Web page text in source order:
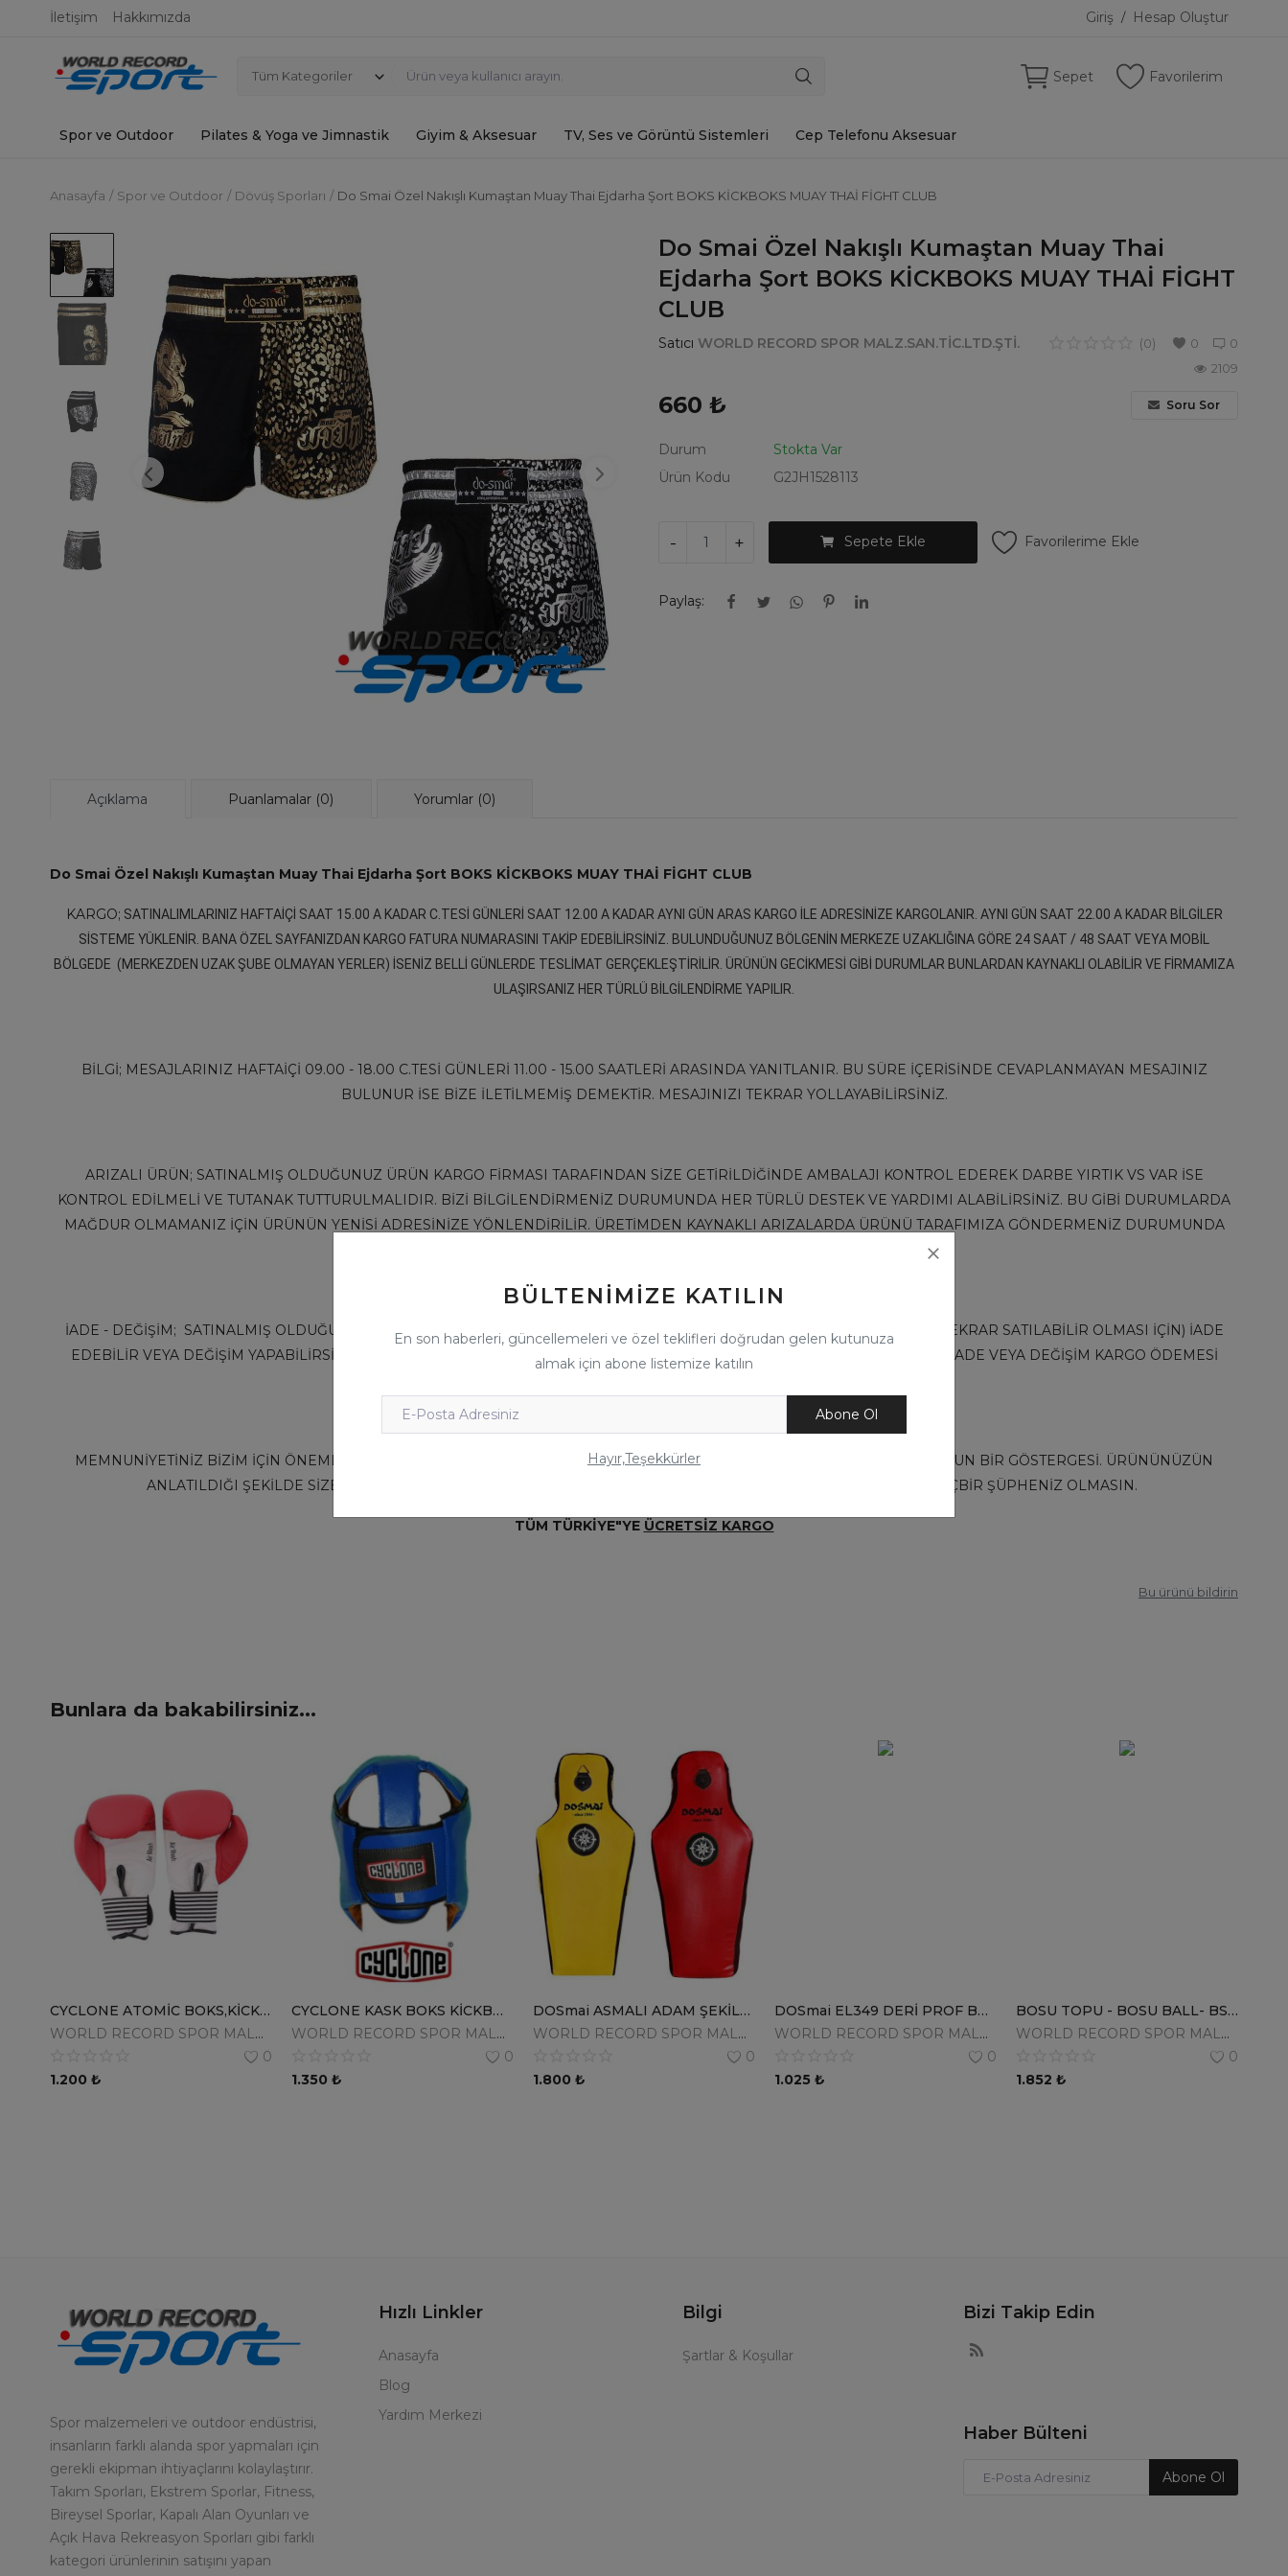
İletişim Hakkımızda Giriş / Hesap Oluştur
Tüm Kategoriler Sepet Favorilerim
Spor ve Outdoor Pilates & Yoga ve Jimnastik Giyim & Aksesuar TV, Ses ve Görüntü Sistemleri Cep Telefonu Aksesuar
BÜLTENIMIZE KATILIN
En son haberleri, güncellemeleri ve özel teklifleri doğrudan gelen kutunuza
almak için abone listemize katılın
Abone Ol
Hayır,Teşekkürler
Anasayfa Spor ve Outdoor Dövüş Sporları Do Smai Özel Nakışlı Kumaştan Muay Thai Ejdarha Şort BOKS KİCKBOKS MUAY THAİ FİGHT CLUB
Do Smai Özel Nakışlı Kumaştan Muay Thai
Ejdarha Şort BOKS KİCKBOKS MUAY THAİ FİGHT
CLUB
Satıcı WORLD RECORD SPOR MALZ.SAN.TİC.LTD.ŞTİ. 0
(0)
0
2109
660 ₺ Soru Sor
Durum
Stokta Var
Ürün Kodu
G2JH1528113
- + Sepete Ekle Favorilerime Ekle
Paylaş:
Açıklama Puanlamalar (0) Yorumlar (0)
Do Smai Özel Nakışlı Kumaştan Muay Thai Ejdarha Şort BOKS KİCKBOKS MUAY THAİ FİGHT CLUB
KARGO; SATINALIMLARINIZ HAFTAİÇİ SAAT 15.00 A KADAR C.TESİ GÜNLERİ SAAT 12.00 A KADAR AYNI GÜN ARAS KARGO İLE ADRESİNİZE KARGOLANIR. AYNI GÜN SAAT 22.00 A KADAR BİLGİLER
SİSTEME YÜKLENİR. BANA ÖZEL SAYFANIZDAN KARGO FATURA NUMARASINI TAKİP EDEBİLİRSİNİZ. BULUNDUĞUNUZ BÖLGENİN MERKEZE UZAKLIĞINA GÖRE 24 SAAT / 48 SAAT VEYA MOBİL
BÖLGEDE (MERKEZDEN UZAK ŞUBE OLMAYAN YERLER) İSENİZ BELLİ GÜNLERDE TESLİMAT GERÇEKLEŞTİRİLİR. ÜRÜNÜN GECİKMESİ GİBİ DURUMLAR BUNLARDAN KAYNAKLI OLABİLİR VE FİRMAMIZA
ULAŞIRSANIZ HER TÜRLÜ BİLGİLENDİRME YAPILIR.
BİLGİ; MESAJLARINIZ HAFTAİÇİ 09.00 - 18.00 C.TESİ GÜNLERİ 11.00 - 15.00 SAATLERİ ARASINDA YANITLANIR. BU SÜRE İÇERİSİNDE CEVAPLANMAYAN MESAJINIZ
BULUNUR İSE BİZE İLETİLMEMİŞ DEMEKTİR. MESAJINIZI TEKRAR YOLLAYABİLİRSİNİZ.
ARIZALI ÜRÜN; SATINALMIŞ OLDUĞUNUZ ÜRÜN KARGO FİRMASI TARAFINDAN SİZE GETİRİLDİĞİNDE AMBALAJI KONTROL EDEREK DARBE YIRTIK VS VAR İSE
KONTROL EDİLMELİ VE TUTANAK TUTTURULMALIDIR. BİZİ BİLGİLENDİRMENİZ DURUMUNDA HER TÜRLÜ DESTEK VE YARDIMI ALABİLİRSİNİZ. BU GİBİ DURUMLARDA
MAĞDUR OLMAMANIZ İÇİN ÜRÜNÜN YENİSİ ADRESİNİZE YÖNLENDİRİLİR. ÜRETİMDEN KAYNAKLI ARIZALARDA ÜRÜNÜ TARAFIMIZA GÖNDERMENİZ DURUMUNDA
İADE - DEĞİŞİM; SATINALMIŞ OLDUĞUNUZ ÜRÜNÜN AMBALAJI BOZULMAMIŞ VE KULLANILMAMIŞ OLMASI DURUMUNDA (TEKRAR SATILABİLİR OLMASI İÇİN) İADE
EDEBİLİR VEYA DEĞİŞİM YAPABİLİRSİNİZ. ÜRÜN BİZİM TARAFIMIZDAN DOĞRU BİR ŞEKİLDE KARGOLANMASI DURUMUNDA İADE VEYA DEĞİŞİM KARGO ÖDEMESİ
MEMNUNİYETİNİZ BİZİM İÇİN ÖNEMLİDİR. GERÇEKLEŞTİRDİĞİMİZ SATIŞLARDA ALMIŞ OLDUĞUMUZ POZİTİF PUANLAR BUNUN BİR GÖSTERGESİ. ÜRÜNÜNÜZÜN
ANLATILDIĞI ŞEKİLDE SİZE GÖNDERİLECEĞİ VEYA YAŞAYACAĞINIZ BİR PROBLEMDE ALACAĞINIZ DESTEKTEN HİÇBİR ŞÜPHENİZ OLMASIN.
TÜM TÜRKİYE"YE ÜCRETSİZ KARGO
Bu ürünü bildirin
Bunlara da bakabilirsiniz...
CYCLONE ATOMİC BOKS,KİCKBOKS, MUAYTHAİ DÖVÜŞ ELDİVENİ FİGHT CLUB
WORLD RECORD SPOR MALZ.SAN.TİC.LTD.ŞTİ.
0
1.200 ₺
CYCLONE KASK BOKS KİCKBOKS MUAYTHAİ KORUMA KASKI FİGHTCLUB
WORLD RECORD SPOR MALZ.SAN.TİC.LTD.ŞTİ.
0
1.350 ₺
DOSmai ASMALI ADAM ŞEKİLLİ KUM TORBASI KT600
WORLD RECORD SPOR MALZ.SAN.TİC.LTD.ŞTİ.
0
1.800 ₺
DOSmai EL349 DERİ PROF BOKS,KİCKBOKS,MUAYTHAİ, DÖVÜŞ ELDİVENİ FİGHT CLUB
WORLD RECORD SPOR MALZ.SAN.TİC.LTD.ŞTİ.
0
1.025 ₺
BOSU TOPU - BOSU BALL- BS616 - MAVİ + POMPA
WORLD RECORD SPOR MALZ.SAN.TİC.LTD.ŞTİ.
0
1.852 ₺
Spor malzemeleri ve outdoor endüstrisi,
insanların farklı alanda spor yapmaları için
gerekli ekipman ihtiyaçlarını kolaylaştırır.
Takım Sporları, Ekstrem Sporlar, Fitness,
Bireysel Sporlar, Kapalı Alan Oyunları ve
Açık Hava Rekreasyon Sporları gibi farklı
kategori ürünlerinin satışını yapan
Hızlı Linkler
Anasayfa
Blog
Yardım Merkezi
Bilgi
Şartlar & Koşullar
Bizi Takip Edin
Haber Bülteni
Abone Ol